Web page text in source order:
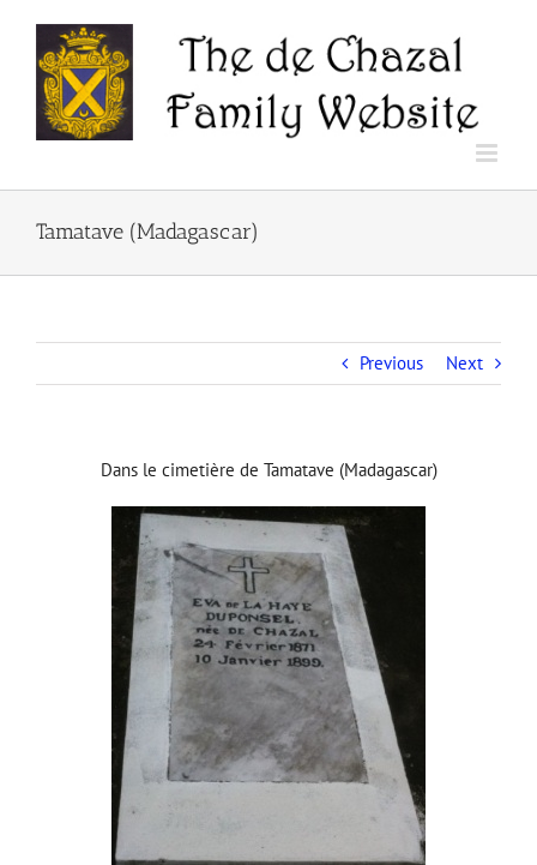
content
Tamatave (Madagascar)
Previous Next
Dans le cimetière de Tamatave (Madagascar)